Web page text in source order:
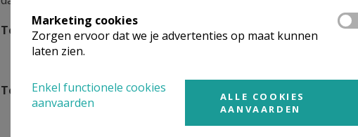
Te Ardooie:
Elke dag van 9u00 tot 17u00.
Te Beveren:
Marketing cookies
Zorgen ervoor dat we je advertenties op maat kunnen
laten zien.
Enkel functionele cookies
aanvaarden
ALLE COOKIES
AANVAARDEN